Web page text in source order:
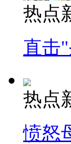
热点
直击
热点
愤怒